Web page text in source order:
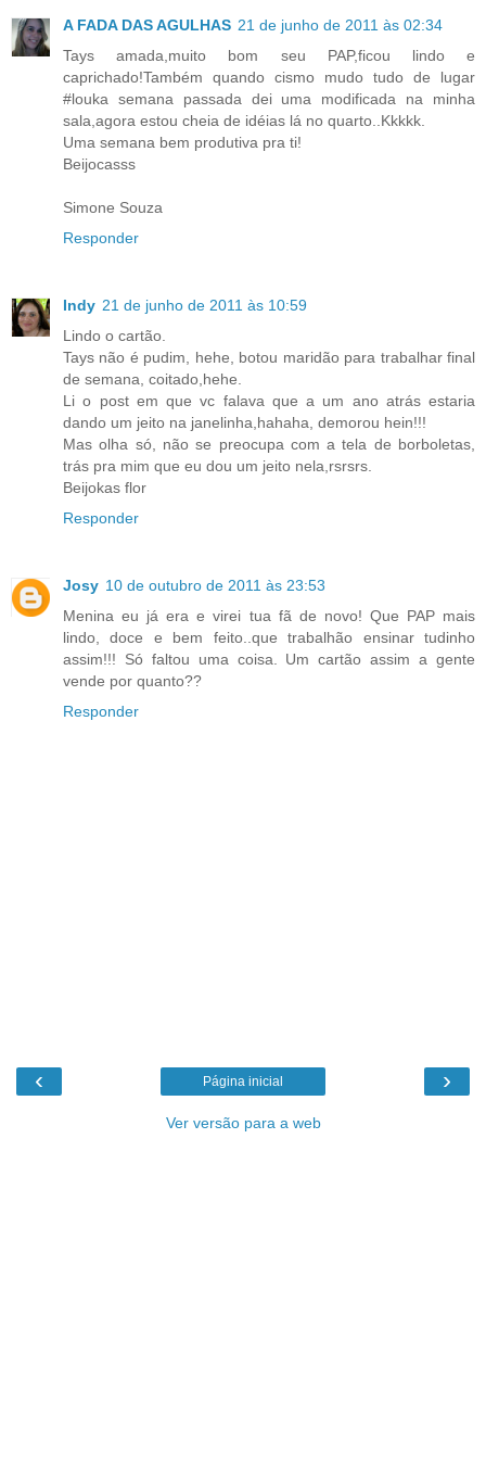
A FADA DAS AGULHAS 21 de junho de 2011 às 02:34
Tays amada,muito bom seu PAP,ficou lindo e
caprichado!Também quando cismo mudo tudo de lugar
#louka semana passada dei uma modificada na minha
sala,agora estou cheia de idéias lá no quarto..Kkkkk.
Uma semana bem produtiva pra ti!
Beijocasss
Simone Souza
Responder
Indy 21 de junho de 2011 às 10:59
Lindo o cartão.
Tays não é pudim, hehe, botou maridão para trabalhar final
de semana, coitado,hehe.
Li o post em que vc falava que a um ano atrás estaria
dando um jeito na janelinha,hahaha, demorou hein!!!
Mas olha só, não se preocupa com a tela de borboletas,
trás pra mim que eu dou um jeito nela,rsrsrs.
Beijokas flor
Responder
Josy 10 de outubro de 2011 às 23:53
Menina eu já era e virei tua fã de novo! Que PAP mais
lindo, doce e bem feito..que trabalhão ensinar tudinho
assim!!! Só faltou uma coisa. Um cartão assim a gente
vende por quanto??
Responder
‹ ›
Página inicial
Ver versão para a web